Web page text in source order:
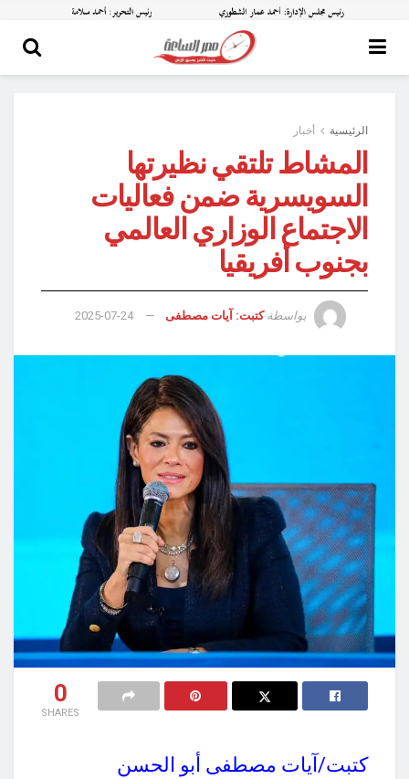
الرئيسية أخبار
المشاط تلتقي نظيرتها
السويسرية ضمن فعاليات
الاجتماع الوزاري العالمي
بجنوب أفريقيا
بواسطة كتبت: آيات مصطفى 2025-07-24
0
SHARES
كتبت/آيات مصطفى أبو الحسن